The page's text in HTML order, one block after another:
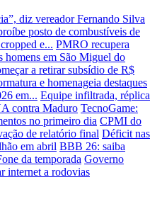
diz vereador Fernando Silva
posto de combustíveis de
e... PMRO recupera
homens em São Miguel do
a retirar subsídio de R$
e homenageia destaques
em... Equipe infiltrada, réplica
contra Maduro TecnoGame:
no primeiro dia CPMI do
de relatório final Déficit nas
em abril BBB 26: saiba
da temporada Governo
internet a rodovias